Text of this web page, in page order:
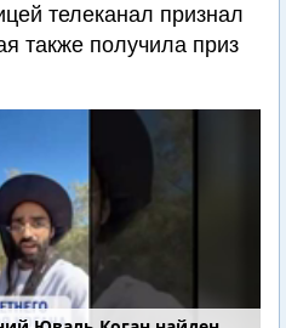
телеканал признал
также получила приз